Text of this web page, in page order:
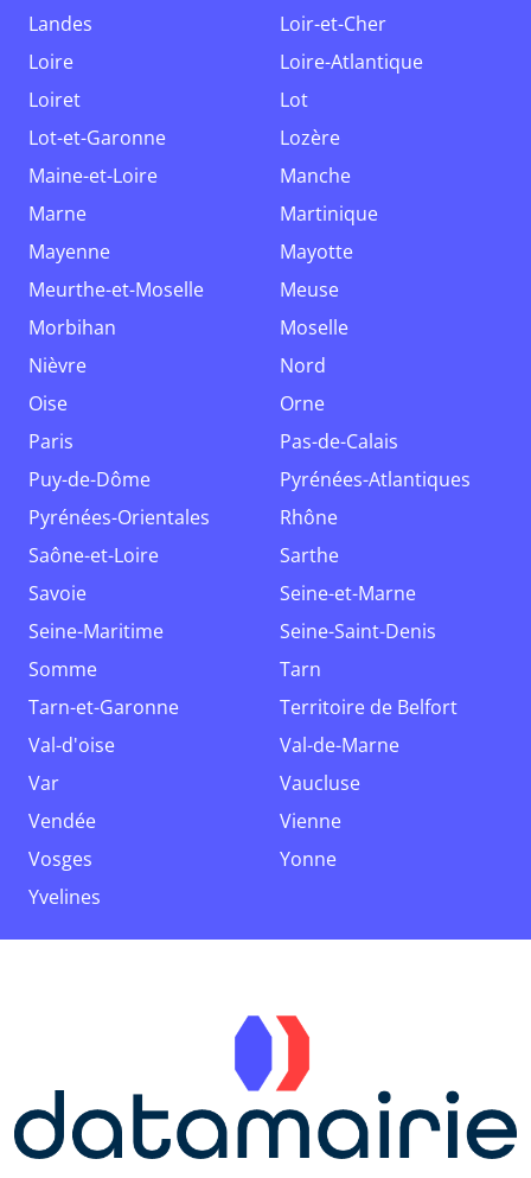
Landes
Loir-et-Cher
Loire
Loire-Atlantique
Loiret
Lot
Lot-et-Garonne
Lozère
Maine-et-Loire
Manche
Marne
Martinique
Mayenne
Mayotte
Meurthe-et-Moselle
Meuse
Morbihan
Moselle
Nièvre
Nord
Oise
Orne
Paris
Pas-de-Calais
Puy-de-Dôme
Pyrénées-Atlantiques
Pyrénées-Orientales
Rhône
Saône-et-Loire
Sarthe
Savoie
Seine-et-Marne
Seine-Maritime
Seine-Saint-Denis
Somme
Tarn
Tarn-et-Garonne
Territoire de Belfort
Val-d'oise
Val-de-Marne
Var
Vaucluse
Vendée
Vienne
Vosges
Yonne
Yvelines